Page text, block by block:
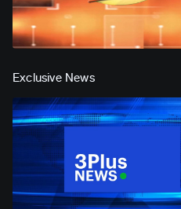
Exclusive News